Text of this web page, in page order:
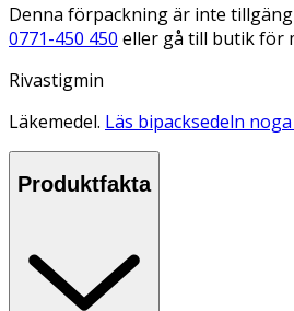
Denna förpackning är inte
0771-450 450 eller gå till butik för
Rivastigmin
Läkemedel. Läs bipacksedeln
Produktfakta